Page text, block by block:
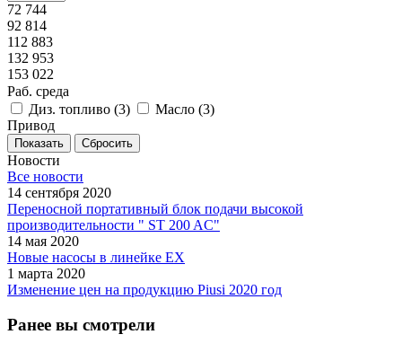
72 744
92 814
112 883
132 953
153 022
Раб. среда
Диз. топливо (3) Масло (3)
Привод
Сбросить
Новости
Все новости
14 сентября 2020
Переносной портативный блок подачи высокой
производительности " ST 200 AC"
14 мая 2020
Новые насосы в линейке EX
1 марта 2020
Изменение цен на продукцию Piusi 2020 год
Ранее вы смотрели